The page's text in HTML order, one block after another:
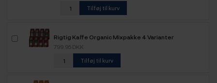
Tilføj til kurv
Rigtig Kaffe Organic Mixpakke 4 Varianter
799,95 DKK
Tilføj til kurv